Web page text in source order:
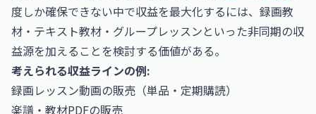
度しか確保できない中で収益を最大化するには、録画教
材・テキスト教材・グループレッスンといった非同期の収
益源を加えることを検討する価値がある。
考えられる収益ラインの例:
録画レッスン動画の販売（単品・定期購読）
楽譜・教材PDFの販売